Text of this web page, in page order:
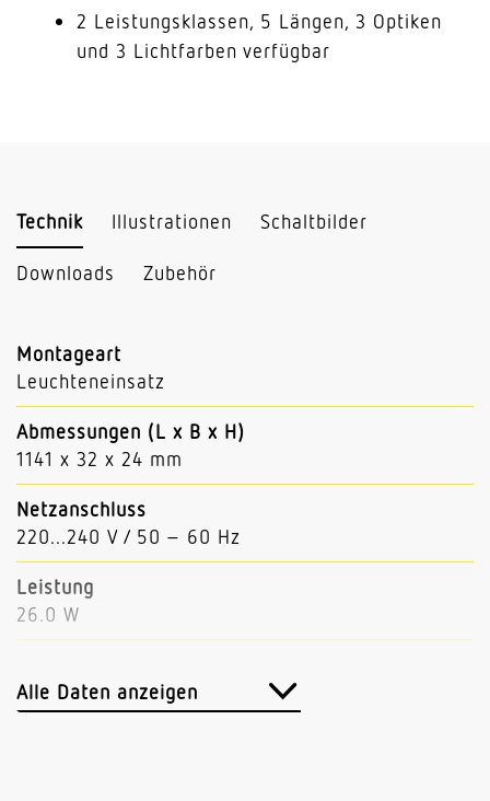
2 Leistungsklassen, 5 Längen, 3 Optiken
und 3 Lichtfarben verfügbar
Technik Illustrationen Schaltbilder
Downloads Zubehör
Montageart
Leuchteneinsatz
Abmessungen (L x B x H)
1141 x 32 x 24 mm
Netzanschluss
220...240 V / 50 – 60 Hz
Leistung
26.0 W
4167 lm
Alle Daten anzeigen